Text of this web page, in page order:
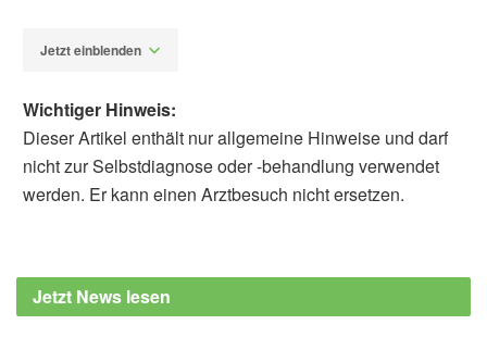
Jetzt einblenden
Aguirre, Yvonne N. Flores, Rafael
Velázquez-Cruz, Jorge Salmerón, et al.: Soft
Wichtiger Hinweis:
Dieser Artikel enthält nur allgemeine Hinweise und darf
nicht zur Selbstdiagnose oder -behandlung verwendet
werden. Er kann einen Arztbesuch nicht ersetzen.
Jetzt News lesen